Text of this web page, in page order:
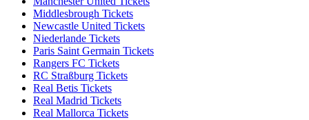
Middlesbrough Tickets
Newcastle United Tickets
Niederlande Tickets
Paris Saint Germain Tickets
Rangers FC Tickets
RC Straßburg Tickets
Real Betis Tickets
Real Madrid Tickets
Real Mallorca Tickets